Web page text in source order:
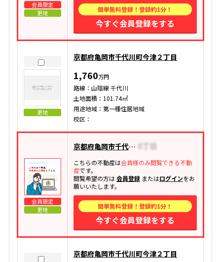
会員限定
更地
簡単無料登録！登録約1分！
今すぐ会員登録をする
更地
京都府亀岡市千代川町今津２丁目
1,760万円
路線：山陰線 千代川
土地面積：101.74㎡
用途地域：第一種住居地域
校区：
会員限定
更地
京都府亀岡市千代川町今津
こちらの不動産は会員様のみ閲覧できる不動
産です。
閲覧希望の方は会員登録またはログインをお
願いいたします。
簡単無料登録！登録約1分！
今すぐ会員登録をする
京都府亀岡市千代川町今津２丁目